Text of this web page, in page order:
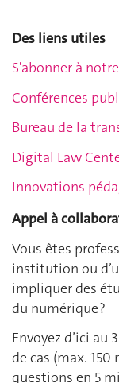
Des liens utiles
S'abonner à
Conférences
Bureau de la
Digital Law
Innovations
Appel à
Vous êtes
institution ou
impliquer des
du numérique ?
Envoyez d’ici
de cas (max.
questions en 5